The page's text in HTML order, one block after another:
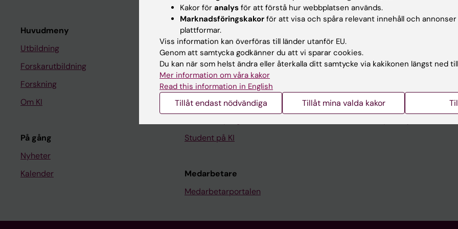
Huvudmeny
Utbildning
Forskarutbildning
Forskning
Om KI
På gång
Nyheter
Kalender
Student
Ladok
Canvas
Schema
Studentmejlen
Student på KI
Medarbetare
Medarbetarportalen
Universitetsbiblioteket
Stöd forskning och utbildning
Karolinska Institutet
Kakor för analys för att förstå hur webbplatsen används.
Marknadsföringskakor för att visa och spåra relevant innehåll och
plattformar.
Viss information kan överföras till länder utanför EU.
Genom att samtycka godkänner du att vi sparar cookies.
Du kan när som helst ändra eller återkalla ditt samtycke via kakikonen längst ned
Mer information om våra kakor
Read this information in English
Tillåt endast nödvändiga Tillåt mina valda kakor